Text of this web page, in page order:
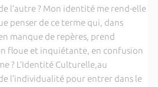
l’autre ? Mon identité me rend-elle
penser de ce terme qui, dans
manque de repères, prend
floue et inquiétante, en confusion
? L’Identité Culturelle,au
l’individualité pour entrer dans le